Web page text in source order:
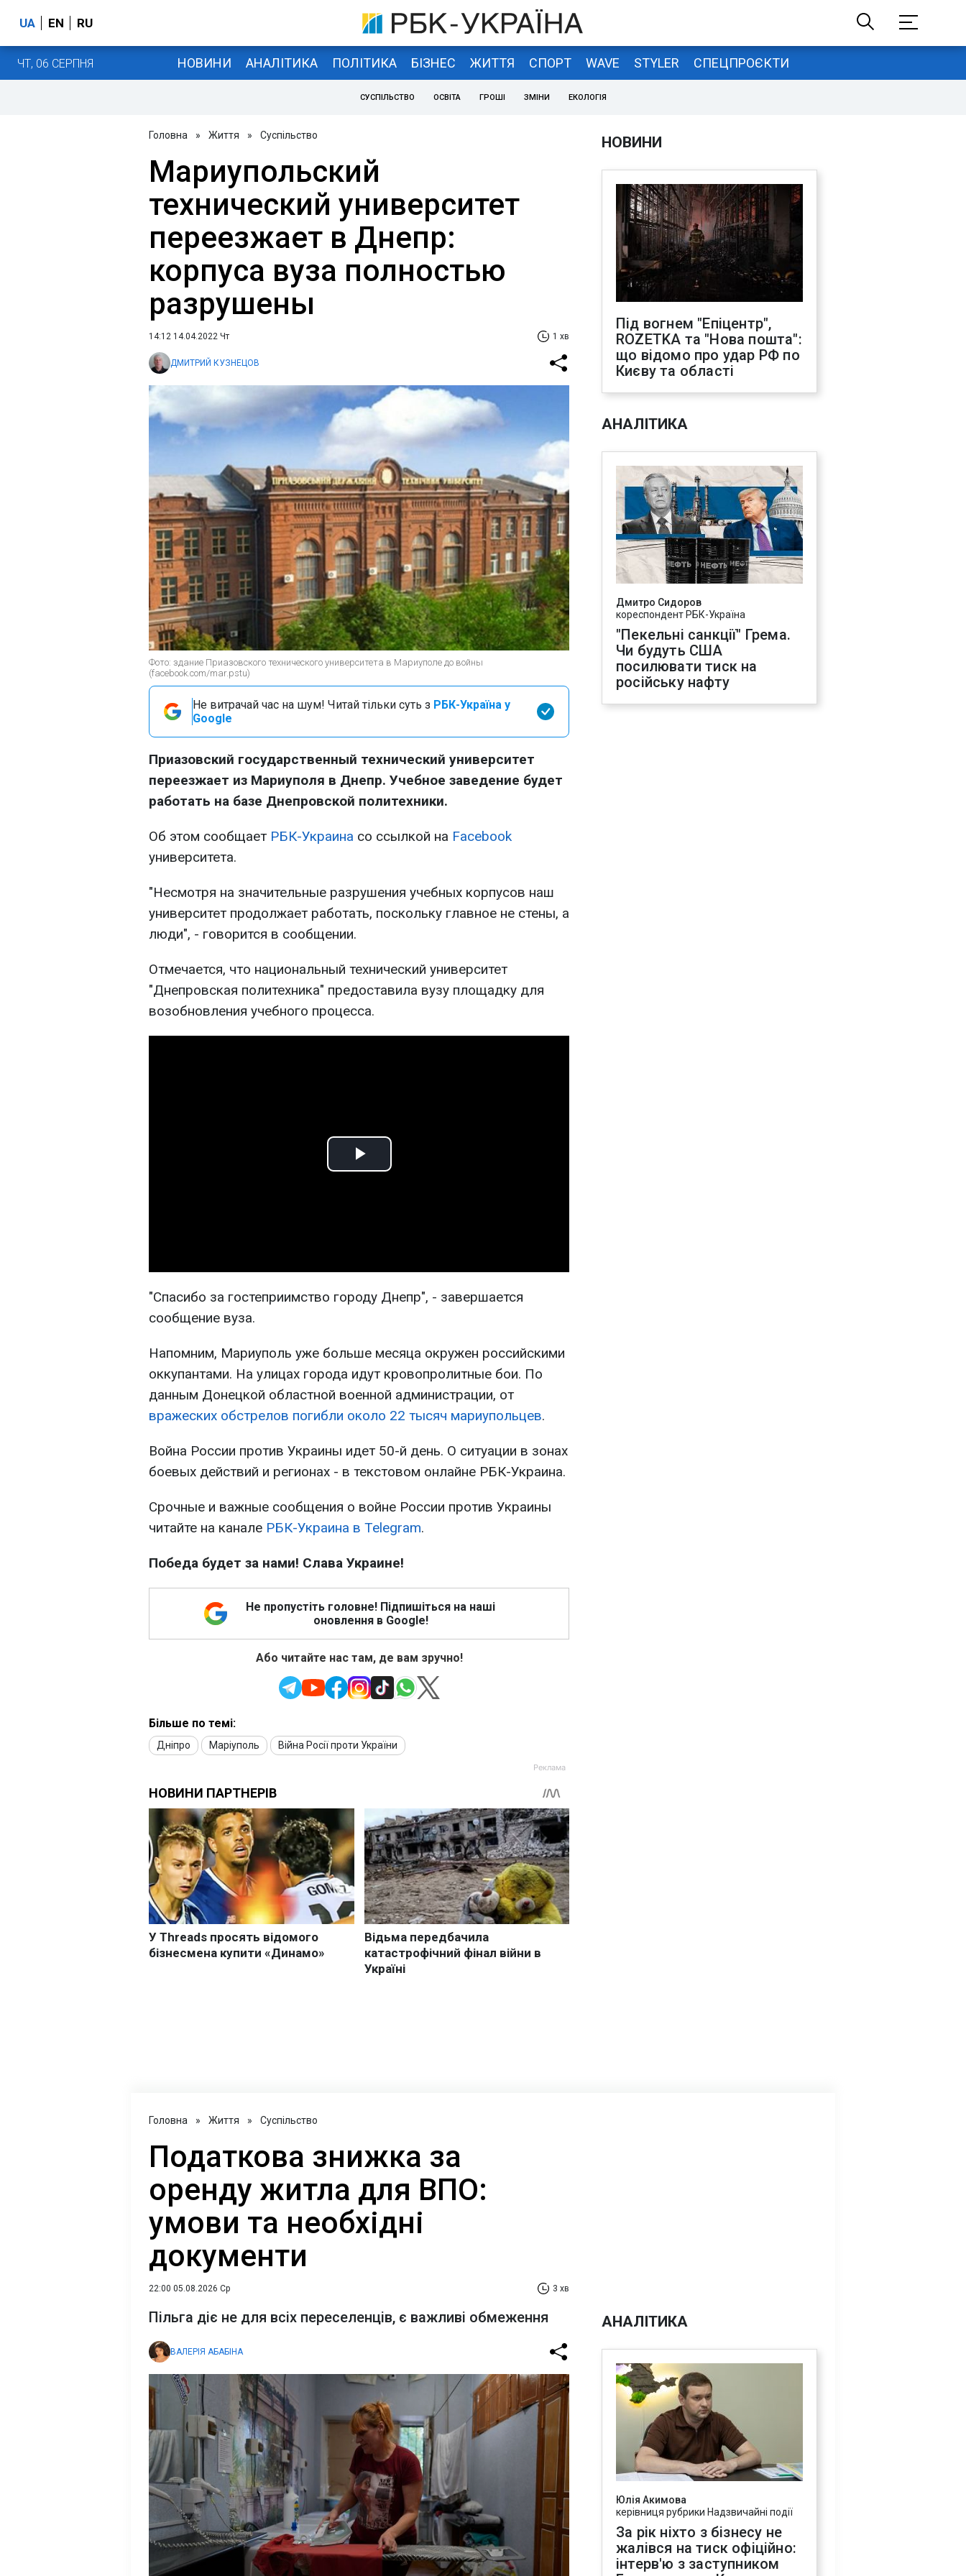
UA EN RU
ЧТ, 06 СЕРПНЯ НОВИНИ АНАЛІТИКА ПОЛІТИКА БІЗНЕС ЖИТТЯ СПОРТ WAVE STYLER СПЕЦПРОЄКТИ
СУСПІЛЬСТВО ОСВІТА ГРОШІ ЗМІНИ ЕКОЛОГІЯ
Головна » Життя » Суспільство
Мариупольский
технический университет
переезжает в Днепр:
корпуса вуза полностью
разрушены
14:12 14.04.2022 Чт 1 хв
ДМИТРИЙ КУЗНЕЦОВ
Фото: здание Приазовского технического университета в Мариуполе до войны
(facebook.com/mar.pstu)
Не витрачай час на шум! Читай тільки суть з РБК-Україна у
Google
Приазовский государственный технический университет
переезжает из Мариуполя в Днепр. Учебное заведение будет
работать на базе Днепровской политехники.
Об этом сообщает РБК-Украина со ссылкой на Facebook
университета.
"Несмотря на значительные разрушения учебных корпусов наш
университет продолжает работать, поскольку главное не стены, а
люди", - говорится в сообщении.
Отмечается, что национальный технический университет
"Днепровская политехника" предоставила вузу площадку для
возобновления учебного процесса.
Play
"Спасибо за гостеприимство городу Днепр", - завершается
сообщение вуза.
Напомним, Мариуполь уже больше месяца окружен российскими
оккупантами. На улицах города идут кровопролитные бои. По
данным Донецкой областной военной администрации, от
вражеских обстрелов погибли около 22 тысяч мариупольцев.
Война России против Украины идет 50-й день. О ситуации в зонах
боевых действий и регионах - в текстовом онлайне РБК-Украина.
Срочные и важные сообщения о войне России против Украины
читайте на канале РБК-Украина в Telegram.
Победа будет за нами! Слава Украине!
Не пропустіть головне! Підпишіться на наші
оновлення в Google!
Або читайте нас там, де вам зручно!
Більше по темі:
Дніпро Маріуполь Війна Росії проти України
НОВИНИ
Під вогнем "Епіцентр",
ROZETKA та "Нова пошта":
що відомо про удар РФ по
Києву та області
АНАЛІТИКА
Дмитро Сидоров
кореспондент РБК-Україна
"Пекельні санкції" Грема.
Чи будуть США
посилювати тиск на
російську нафту
Головна » Життя » Суспільство
Податкова знижка за
оренду житла для ВПО:
умови та необхідні
документи
22:00 05.08.2026 Ср 3 хв
Пільга діє не для всіх переселенців, є важливі обмеження
ВАЛЕРІЯ АБАБІНА
АНАЛІТИКА
Юлія Акимова
керівниця рубрики Надзвичайні події
За рік ніхто з бізнесу не
жалівся на тиск офіційно:
інтерв'ю з заступником